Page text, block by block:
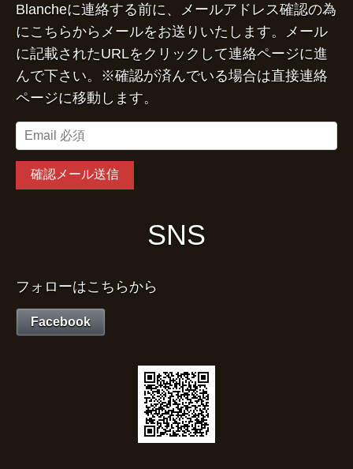
Blancheに連絡する前に、メールアドレス確認の為
にこちらからメールをお送りいたします。メール
に記載されたURLをクリックして連絡ページに進
んで下さい。※確認が済んでいる場合は直接連絡
ページに移動します。
SNS
フォローはこちらから
Facebook